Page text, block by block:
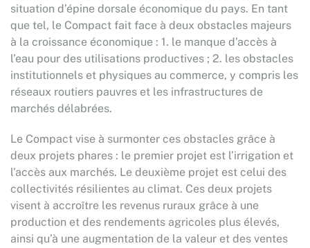
situation d’épine dorsale économique du pays. En tant
que tel, le Compact fait face à deux obstacles majeurs
à la croissance économique : 1. le manque d’accès à
l’eau pour des utilisations productives ; 2. les obstacles
institutionnels et physiques au commerce, y compris les
réseaux routiers pauvres et les infrastructures de
marchés délabrées.
Le Compact vise à surmonter ces obstacles grâce à
deux projets phares : le premier projet est l’irrigation et
l’accès aux marchés. Le deuxième projet est celui des
collectivités résilientes au climat. Ces deux projets
visent à accroître les revenus ruraux grâce à une
production et des rendements agricoles plus élevés,
ainsi qu’à une augmentation de la valeur et des ventes